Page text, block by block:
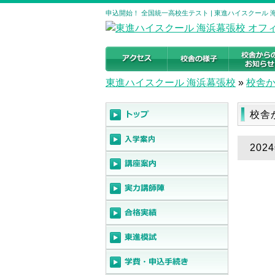
申込開始！ 全国統一高校生テスト | 東進ハイスクール
東進ハイスクール 海浜幕張校 » 校舎
校舎